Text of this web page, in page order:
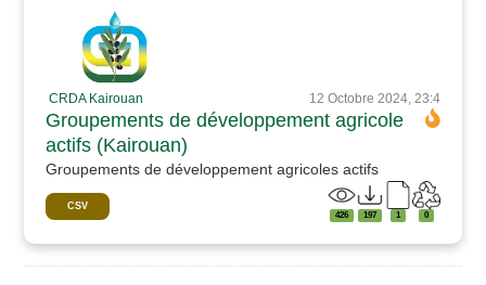
CRDA Kairouan 12 Octobre 2024, 23:4
Groupements de développement agricole
actifs (Kairouan)
Groupements de développement agricoles actifs
CSV
426 197 1 0